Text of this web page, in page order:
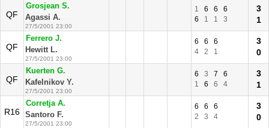
QF
Grosjean S.
Agassi A.
27/5/2001 23:00
1 6 6
6
6
1 1 3
3
1
QF
Ferrero J.
Hewitt L.
27/5/2001 23:00
6 6
6
4
2 1
3
0
QF
Kuerten G.
Kafelnikov Y.
27/5/2001 23:00
6 3 7
6
1
6 6 4
3
1
R16
Corretja A.
Santoro F.
27/5/2001 23:00
6 6
6
2
3 4
3
0